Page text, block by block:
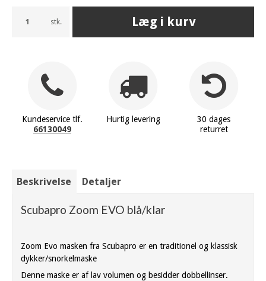
stk. Læg i kurv
Kundeservice tlf.
66130049
Hurtig levering
30 dages
returret
Beskrivelse Detaljer
Scubapro Zoom EVO blå/klar
Zoom Evo masken fra Scubapro er en traditionel og klassisk
dykker/snorkelmaske
Denne maske er af lav volumen og besidder dobbellinser.